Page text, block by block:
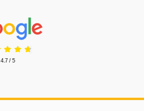
Prisjakt Arvostelu: 4.7 Tähdet
4.7 / 5